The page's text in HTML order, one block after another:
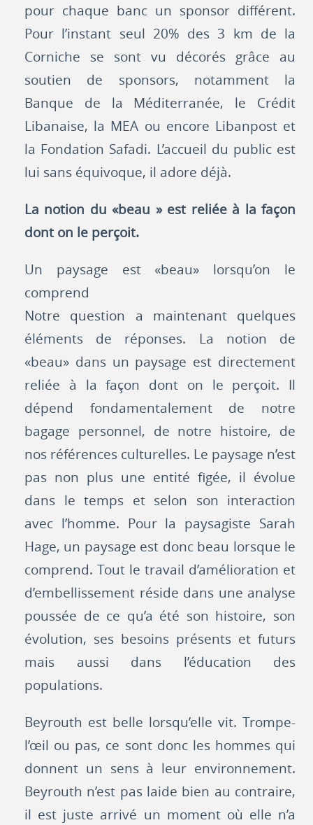
pour chaque banc un sponsor différent.
Pour l’instant seul 20% des 3 km de la
Corniche se sont vu décorés grâce au
soutien de sponsors, notamment la
Banque de la Méditerranée, le Crédit
Libanaise, la MEA ou encore Libanpost et
la Fondation Safadi. L’accueil du public est
lui sans équivoque, il adore déjà.
La notion du «beau » est reliée à la façon
dont on le perçoit.
Un paysage est «beau» lorsqu’on le
comprend
Notre question a maintenant quelques
éléments de réponses. La notion de
«beau» dans un paysage est directement
reliée à la façon dont on le perçoit. Il
dépend fondamentalement de notre
bagage personnel, de notre histoire, de
nos références culturelles. Le paysage n’est
pas non plus une entité figée, il évolue
dans le temps et selon son interaction
avec l’homme. Pour la paysagiste Sarah
Hage, un paysage est donc beau lorsque le
comprend. Tout le travail d’amélioration et
d’embellissement réside dans une analyse
poussée de ce qu’a été son histoire, son
évolution, ses besoins présents et futurs
mais aussi dans l’éducation des
populations.
Beyrouth est belle lorsqu’elle vit. Trompe-
l’œil ou pas, ce sont donc les hommes qui
donnent un sens à leur environnement.
Beyrouth n’est pas laide bien au contraire,
il est juste arrivé un moment où elle n’a